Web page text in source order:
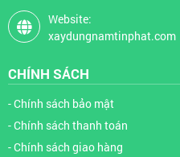
Website:
xaydungnamtinphat.com
CHÍNH SÁCH
- Chính sách bảo mật
- Chính sách thanh toán
- Chính sách giao hàng